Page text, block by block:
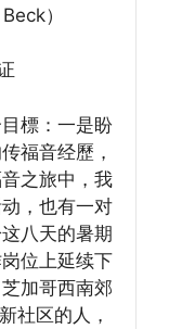
）
標：一是盼
福音经歷，
之旅中，我
，也有一对
八天的暑期
位上延续下
加哥西南郊
社区的人，